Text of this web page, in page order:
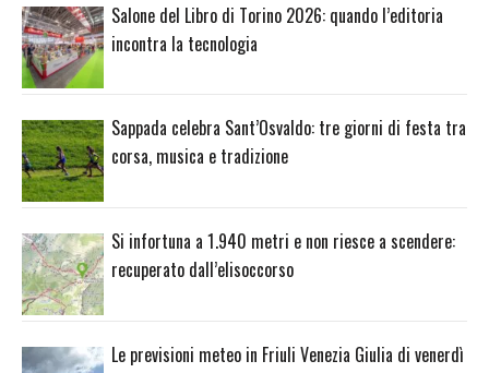
Salone del Libro di Torino 2026: quando l’editoria
incontra la tecnologia
Sappada celebra Sant’Osvaldo: tre giorni di festa tra
corsa, musica e tradizione
Si infortuna a 1.940 metri e non riesce a scendere:
recuperato dall’elisoccorso
Le previsioni meteo in Friuli Venezia Giulia di venerdì